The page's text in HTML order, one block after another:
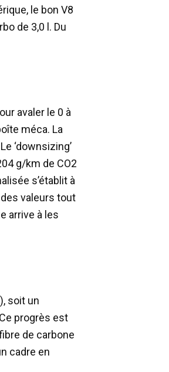
le bon V8
de 3,0 l. Du
avaler le 0 à
méca. La
‘downsizing’
g/km de CO2
s’établit à
valeurs tout
arrive à les
soit un
progrès est
de carbone
cadre en